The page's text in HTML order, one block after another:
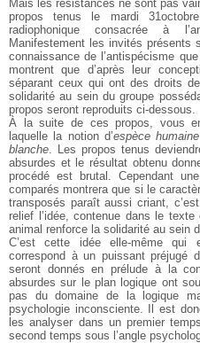
Mais les résistances ne sont pas
propos tenus le mardi
radiophonique consacrée à
Manifestement les invités présents
connaissance de l’antispécisme
montrent que d’après leur
séparant ceux qui ont des droits
solidarité au sein du groupe
propos seront reproduits ci-dessous.
À la suite de ces propos, vous
laquelle la notion d’espèce humaine
blanche . Les propos tenus
absurdes et le résultat obtenu
procédé est brutal. Cependant une
comparés montrera que si le
transposés paraît aussi criant,
relief l’idée, contenue dans le texte
animal renforce la solidarité au sein
C’est cette idée elle-même qui
correspond à un puissant préjugé
seront donnés en prélude àla
absurdes sur leplan logique ont
pas du domaine de la logique
psychologie inconsciente. Il est
les analyser dans unpremier
second temps sous l’angle